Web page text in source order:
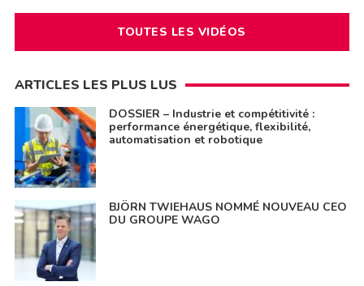
TOUTES LES VIDÉOS
ARTICLES LES PLUS LUS
DOSSIER – Industrie et compétitivité :
performance énergétique, flexibilité,
automatisation et robotique
BJÖRN TWIEHAUS NOMMÉ NOUVEAU CEO
DU GROUPE WAGO